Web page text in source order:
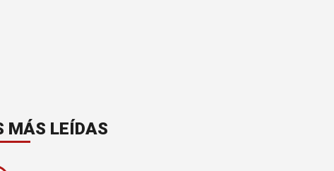
MÁS LEÍDAS